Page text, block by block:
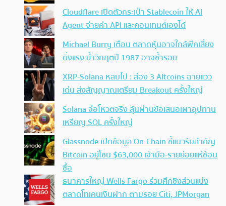
Cloudflare เปิดตัวกระเป๋า Stablecoin ให้ AI
Agent จ่ายค่า API และคอนเทนต์เองได้
Michael Burry เตือน ตลาดหุ้นอาจใกล้พีคเสี่ยง
ดิ่งแรง ย้ำวิกฤตปี 1987 อาจซ้ำรอย
XRP-Solana หลบไป : ส่อง 3 Altcoins ฉายแวว
เด่น ส่งสัญญาณเตรียม Breakout ครั้งใหญ่
Solana จ่อโหวตจริง ลุ้นผ่านข้อเสนอเผาอุปทาน
เหรียญ SOL ครั้งใหญ่
Glassnode เปิดข้อมูล On-Chain ชี้แนวรับสำคัญ
Bitcoin อยู่โซน $63,000 เจ้ามือ-รายย่อยแห่ช้อน
ซื้อ
ธนาคารใหญ่ Wells Fargo ร่วมศึกชิงส่วนแบ่ง
ตลาดโทเคนเงินฝาก ตามรอย Citi, JPMorgan